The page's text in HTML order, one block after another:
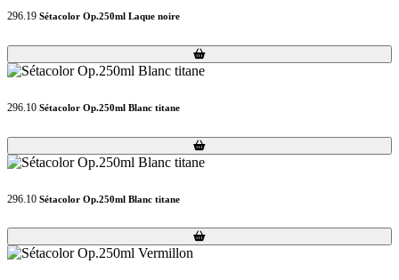
296.19 Sétacolor Op.250ml Laque noire
Loading...
Loading...
296.10 Sétacolor Op.250ml Blanc titane
Loading...
Loading...
296.10 Sétacolor Op.250ml Blanc titane
Loading...
Loading...